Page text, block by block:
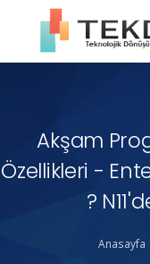
Akşam
Özellikleri -
?
Anasayfa